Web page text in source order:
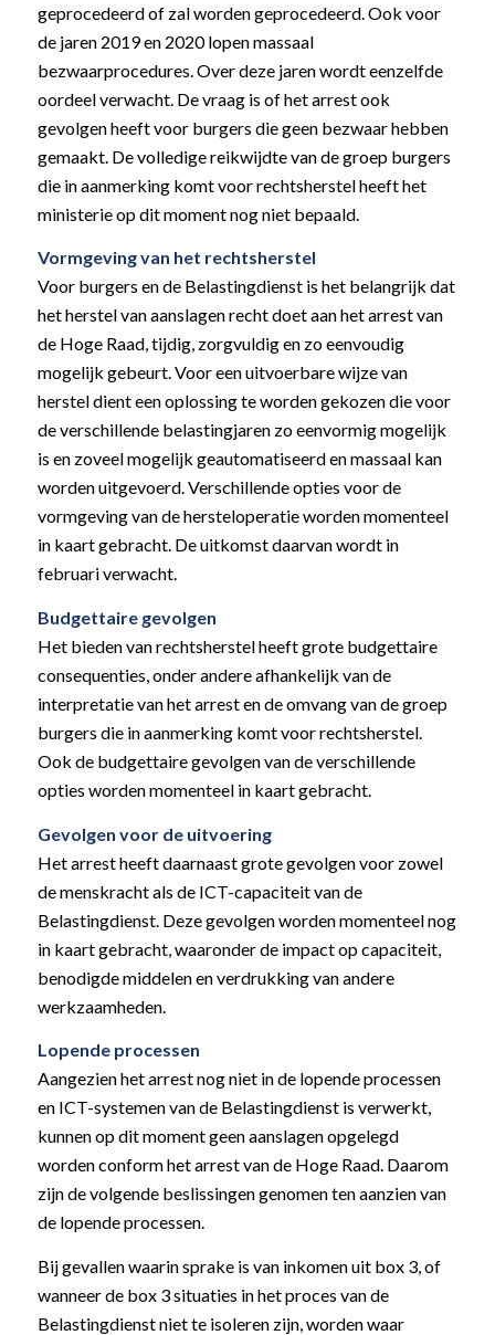
geprocedeerd of zal worden geprocedeerd. Ook voor
de jaren 2019 en 2020 lopen massaal
bezwaarprocedures. Over deze jaren wordt eenzelfde
oordeel verwacht. De vraag is of het arrest ook
gevolgen heeft voor burgers die geen bezwaar hebben
gemaakt. De volledige reikwijdte van de groep burgers
die in aanmerking komt voor rechtsherstel heeft het
ministerie op dit moment nog niet bepaald.
Vormgeving van het rechtsherstel
Voor burgers en de Belastingdienst is het belangrijk dat
het herstel van aanslagen recht doet aan het arrest van
de Hoge Raad, tijdig, zorgvuldig en zo eenvoudig
mogelijk gebeurt. Voor een uitvoerbare wijze van
herstel dient een oplossing te worden gekozen die voor
de verschillende belastingjaren zo eenvormig mogelijk
is en zoveel mogelijk geautomatiseerd en massaal kan
worden uitgevoerd. Verschillende opties voor de
vormgeving van de hersteloperatie worden momenteel
in kaart gebracht. De uitkomst daarvan wordt in
februari verwacht.
Budgettaire gevolgen
Het bieden van rechtsherstel heeft grote budgettaire
consequenties, onder andere afhankelijk van de
interpretatie van het arrest en de omvang van de groep
burgers die in aanmerking komt voor rechtsherstel.
Ook de budgettaire gevolgen van de verschillende
opties worden momenteel in kaart gebracht.
Gevolgen voor de uitvoering
Het arrest heeft daarnaast grote gevolgen voor zowel
de menskracht als de ICT-capaciteit van de
Belastingdienst. Deze gevolgen worden momenteel nog
in kaart gebracht, waaronder de impact op capaciteit,
benodigde middelen en verdrukking van andere
werkzaamheden.
Lopende processen
Aangezien het arrest nog niet in de lopende processen
en ICT-systemen van de Belastingdienst is verwerkt,
kunnen op dit moment geen aanslagen opgelegd
worden conform het arrest van de Hoge Raad. Daarom
zijn de volgende beslissingen genomen ten aanzien van
de lopende processen.
Bij gevallen waarin sprake is van inkomen uit box 3, of
wanneer de box 3 situaties in het proces van de
Belastingdienst niet te isoleren zijn, worden waar